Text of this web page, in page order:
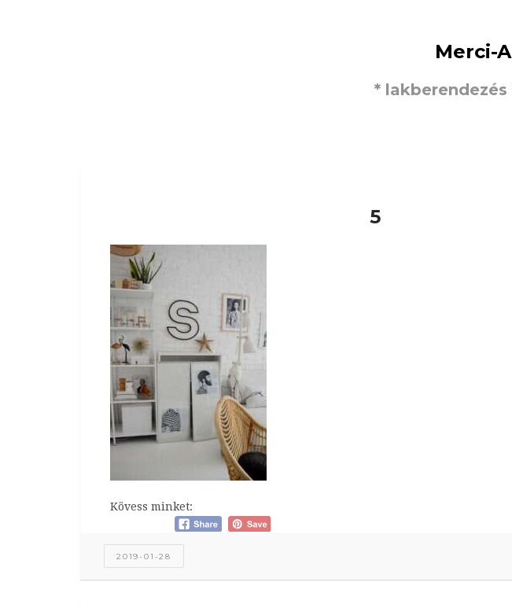
Merci-
*
5
Kövess minket:
2019-01-28